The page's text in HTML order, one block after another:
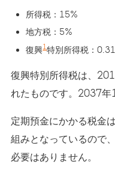
所得税：15%
地方税：5%
復興1特別所得税：
復興特別所得税は、
れたものです。2037年
定期預金にかかる税金
組みとなっているので
必要はありません。